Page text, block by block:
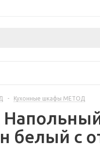
- Кухонные шкафы МЕТОД
белый с